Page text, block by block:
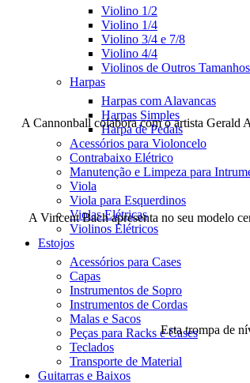
Violino 1/2
Violino 1/4
Violino 3/4 e 7/8
Violino 4/4
Violinos de Outros Tamanhos
Harpas
Harpas com Alavancas
Harpas Simples
Harpa de Pedais
Acessórios para Violoncelo
Contrabaixo Elétrico
Manutenção e Limpeza para
Viola
Viola para Esquerdinos
Violas Elétricas
Violinos Elétricos
Estojos
Acessórios para Cases
Capas
Instrumentos de Sopro
Instrumentos de Cordas
Malas e Sacos
Peças para Racks e Cases
Teclados
Transporte de Material
Guitarras e Baixos
A Cannonball colabora com o artista Gerald
Compare
A Vincent Bach apresenta no seu modelo
Compare
Esta trompa de